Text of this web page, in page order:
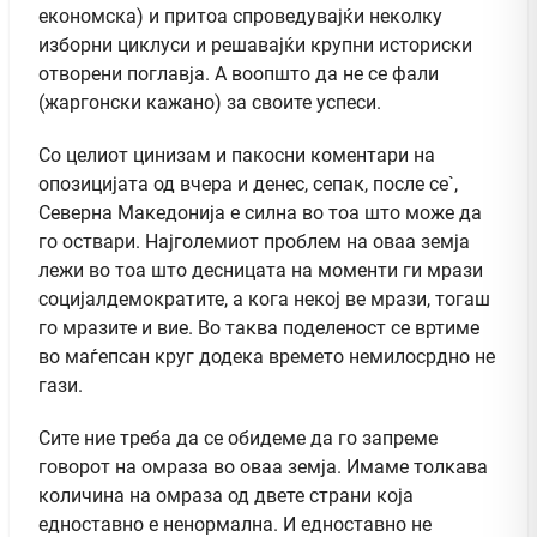
економска) и притоа спроведувајќи неколку
изборни циклуси и решавајќи крупни историски
отворени поглавја. А воопшто да не се фали
(жаргонски кажано) за своите успеси.
Со целиот цинизам и пакосни коментари на
опозицијата од вчера и денес, сепак, после се`,
Северна Македонија е силна во тоа што може да
го оствари. Најголемиот проблем на оваа земја
лежи во тоа што десницата на моменти ги мрази
социјалдемократите, а кога некој ве мрази, тогаш
го мразите и вие. Во таква поделеност се вртиме
во маѓепсан круг додека времето немилосрдно не
гази.
Сите ние треба да се обидеме да го запреме
говорот на омраза во оваа земја. Имаме толкава
количина на омраза од двете страни која
едноставно е ненормална. И едноставно не